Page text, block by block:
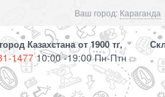
Ваш город: Караганда
Казахстана от 1900 тг,
147710:00 -19:00 Пн-Птн